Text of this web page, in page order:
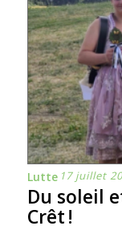
Lutte 17 juillet
Du soleil
Crêt !